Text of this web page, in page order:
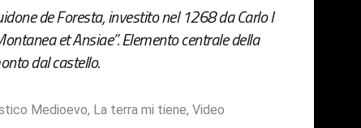
de Foresta, investito nel 1268 da Carlo I
et Ansiae”. Elemento centrale della
dal castello.
Medioevo, La terra mi tiene, Video